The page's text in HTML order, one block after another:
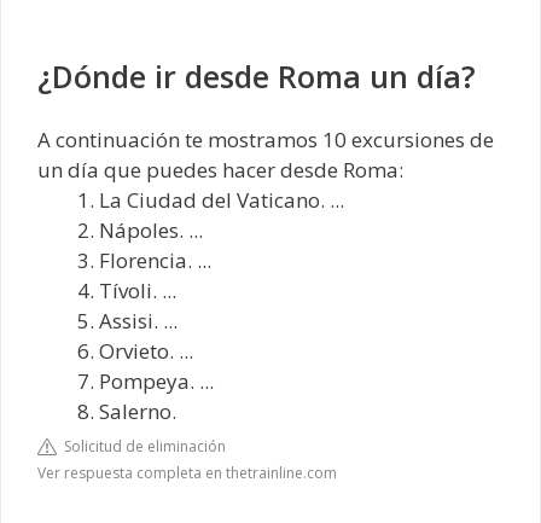
¿Dónde ir desde Roma un día?
A continuación te mostramos 10 excursiones de
un día que puedes hacer desde Roma:
La Ciudad del Vaticano. ...
Nápoles. ...
Florencia. ...
Tívoli. ...
Assisi. ...
Orvieto. ...
Pompeya. ...
Salerno.
Solicitud de eliminación
Ver respuesta completa en thetrainline.com